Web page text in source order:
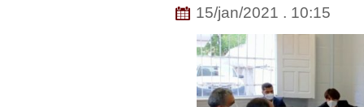
15/jan/2021 . 10:15